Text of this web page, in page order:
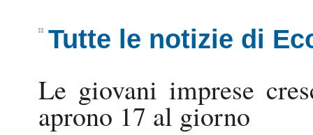
Tutte le notizie di
Le giovani imprese
aprono 17 al giorno